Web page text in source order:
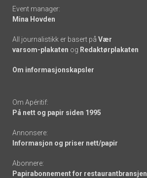
Event manager:
Mina Hovden
All journalistikk er basert på Vær
varsom-plakaten og Redaktørplakaten
Om informasjonskapsler
Om Apéritif:
På nett og papir siden 1995
Annonsere:
Informasjon og priser nett/papir
Abonnere:
Papirabonnement for restaurantbransjen